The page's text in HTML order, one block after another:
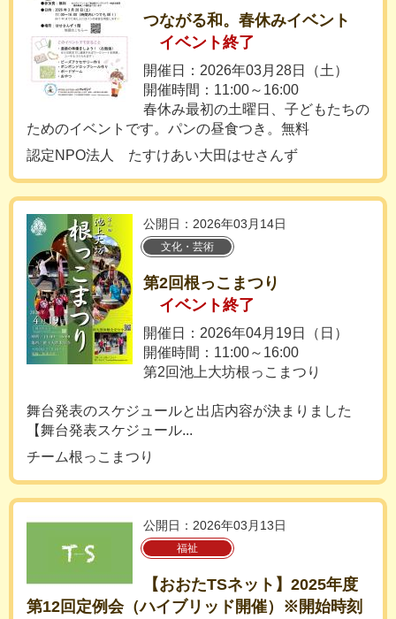
つながる和。春休みイベント
イベント終了
開催日：2026年03月28日（土）
開催時間：11:00～16:00
春休み最初の土曜日、子どもたちの
ためのイベントです。パンの昼食つき。無料
認定NPO法人 たすけあい大田はせさんず
公開日：2026年03月14日
文化・芸術
第2回根っこまつり
イベント終了
開催日：2026年04月19日（日）
開催時間：11:00～16:00
第2回池上大坊根っこまつり
舞台発表のスケジュールと出店内容が決まりました
【舞台発表スケジュール...
チーム根っこまつり
公開日：2026年03月13日
福祉
【おおたTSネット】2025年度
第12回定例会（ハイブリッド開催）※開始時刻